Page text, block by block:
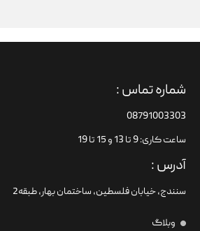
شماره تماس :
08791003303
ساعت کاری: 9 تا 13 و 15 تا 19
آدرس :
سنندج، خیابان فلسطین،‌ ساختمان بهار، طبقه2
وبلاگ